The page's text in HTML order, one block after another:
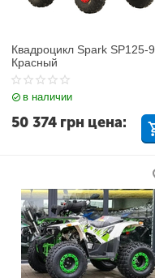
Квадроцикл Spark SP125-9
Красный
в наличии
50 374 грн цена: